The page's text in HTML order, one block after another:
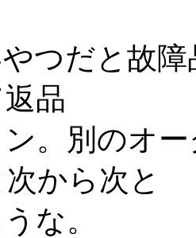
つだと故
品
。別のオ
から次と
な。